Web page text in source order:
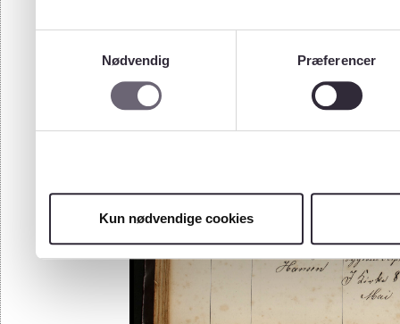
Nødvendig
Præferencer
Kun nødvendige cookies